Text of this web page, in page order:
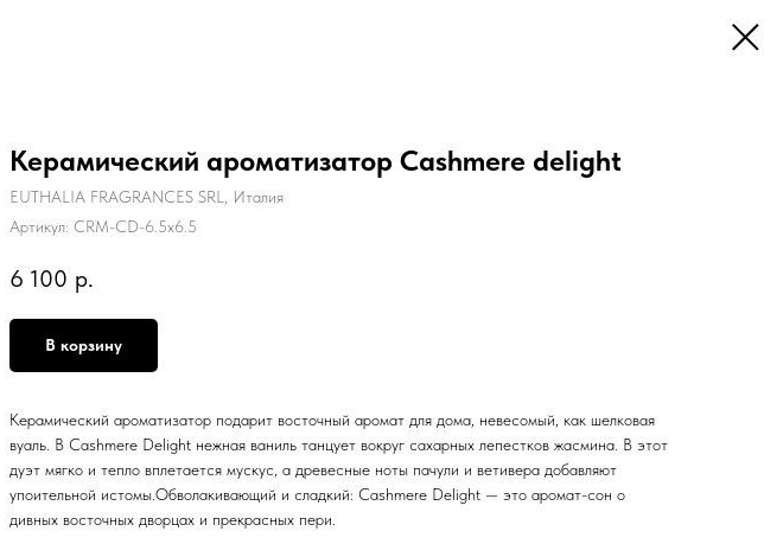
Керамический ароматизатор Cashmere delight
EUTHALIA FRAGRANCES SRL, Италия
Артикул: CRM-CD-6.5x6.5
6 100 р.
В корзину
Керамический ароматизатор подарит восточный аромат для дома, невесомый, как шелковая
вуаль. В Cashmere Delight нежная ваниль танцует вокруг сахарных лепестков жасмина. В этот
дуэт мягко и тепло вплетается мускус, а древесные ноты пачули и ветивера добавляют
упоительной истомы.Обволакивающий и сладкий: Cashmere Delight — это аромат-сон о
дивных восточных дворцах и прекрасных пери.